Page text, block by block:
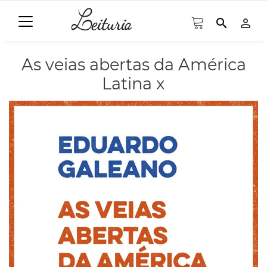
search person_outline
As veias abertas da América
Latina x